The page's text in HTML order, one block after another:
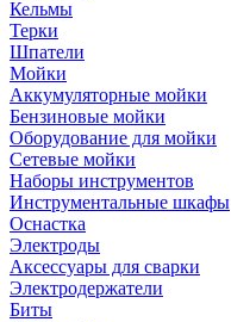
Кельмы
Терки
Шпатели
Мойки
Аккумуляторные мойки
Бензиновые мойки
Оборудование для мойки
Сетевые мойки
Наборы инструментов
Инструментальные шкафы
Оснастка
Электроды
Аксессуары для сварки
Электродержатели
Биты